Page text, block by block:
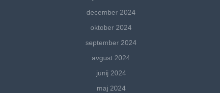
december 2024
oktober 2024
september 2024
avgust 2024
junij 2024
maj 2024